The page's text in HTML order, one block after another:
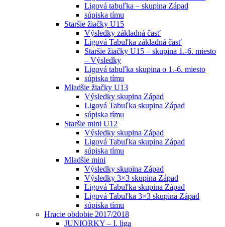
Ligová tabuľka – skupina Západ
súpiska tímu
Staršie žiačky U15
Výsledky základná časť
Ligová Tabuľka základná časť
Staršie žiačky U15 – skupina 1.-6. miesto
– Výsledky
Ligová tabuľka skupina o 1.-6. miesto
súpiska tímu
Mladšie žiačky U13
Výsledky skupina Západ
Ligová Tabuľka skupina Západ
súpiska tímu
Staršie mini U12
Výsledky skupina Západ
Ligová Tabuľka skupina Západ
súpiska tímu
Mladšie mini
Výsledky skupina Západ
Výsledky 3×3 skupina Západ
Ligová Tabuľka skupina Západ
Ligová Tabuľka 3×3 skupina Západ
súpiska tímu
Hracie obdobie 2017/2018
JUNIORKY – I. liga